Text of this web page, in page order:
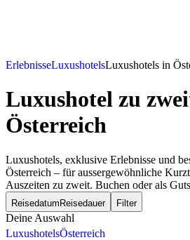
ErlebnisseLuxushotelsLuxushotels in
Luxushotel zu
Österreich
Luxushotels, exklusive Erlebnisse und
Österreich – für aussergewöhnliche
Auszeiten zu zweit. Buchen oder als
Reisedatum Reisedauer Filter
Deine Auswahl
LuxushotelsÖsterreich